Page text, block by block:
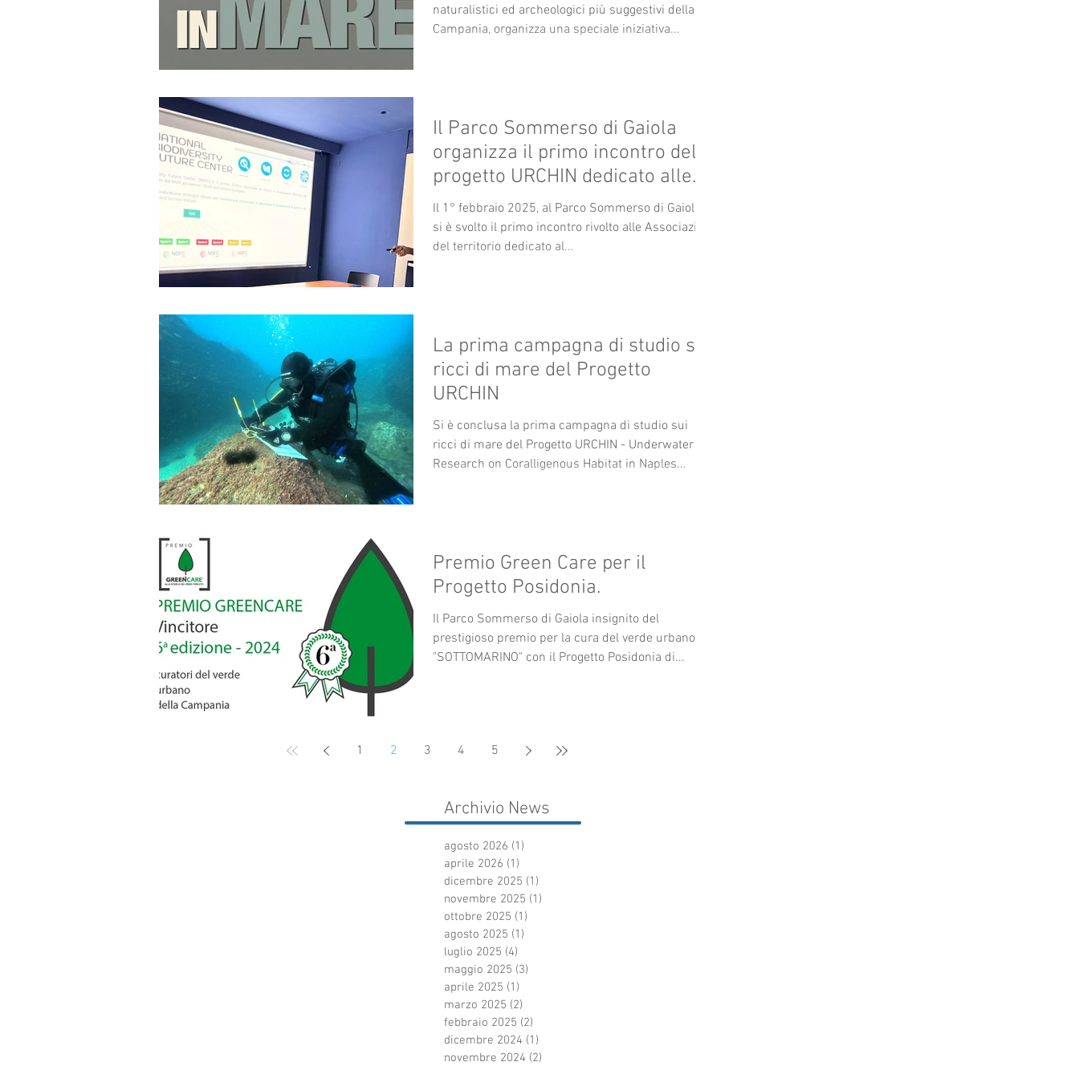
naturalistici ed archeologici più suggestivi della
Campania, organizza una speciale iniziativa...
Il Parco Sommerso di Gaiola
organizza il primo incontro del
progetto URCHIN dedicato alle
Associazioni: un impegno
comune per la tutela del mare.
Il 1° febbraio 2025, al Parco Sommerso di Gaiola,
si è svolto il primo incontro rivolto alle Associazioni
del territorio dedicato al...
La prima campagna di studio sui
ricci di mare del Progetto
URCHIN
Si è conclusa la prima campagna di studio sui
ricci di mare del Progetto URCHIN - Underwater
Research on Coralligenous Habitat in Naples...
Premio Green Care per il
Progetto Posidonia.
Il Parco Sommerso di Gaiola insignito del
prestigioso premio per la cura del verde urbano
"SOTTOMARINO" con il Progetto Posidonia di...
1 2 3 4 5
Archivio News
agosto 2026 (1)
aprile 2026 (1)
dicembre 2025 (1)
novembre 2025 (1)
ottobre 2025 (1)
agosto 2025 (1)
luglio 2025 (4)
maggio 2025 (3)
aprile 2025 (1)
marzo 2025 (2)
febbraio 2025 (2)
dicembre 2024 (1)
novembre 2024 (2)